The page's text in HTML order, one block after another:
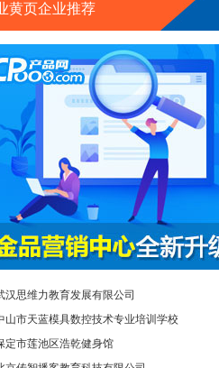
黄页企业推荐
汉思维力教育发展有限公司
山市天蓝模具数控技术专业培训学校
定市莲池区浩乾健身馆